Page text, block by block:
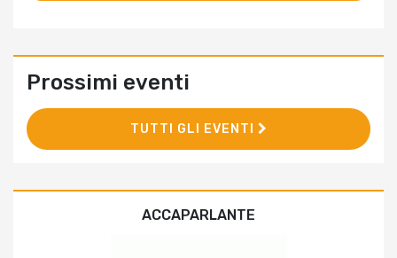
Prossimi eventi
TUTTI GLI EVENTI
ACCAPARLANTE